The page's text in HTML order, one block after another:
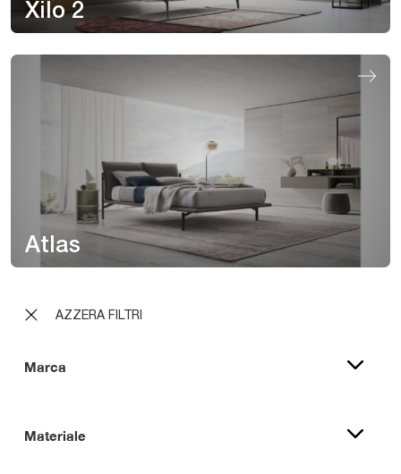
AZZERA FILTRI
Marca
Materiale
Xilo 2
Atlas